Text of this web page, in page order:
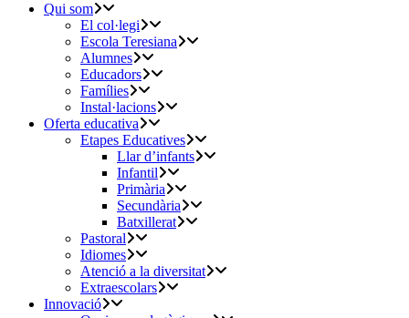
Qui som
El col·legi
Escola Teresiana
Alumnes
Educadors
Famílies
Instal·lacions
Oferta educativa
Etapes Educatives
Llar d’infants
Infantil
Primària
Secundària
Batxillerat
Pastoral
Idiomes
Atenció a la diversitat
Extraescolars
Innovació